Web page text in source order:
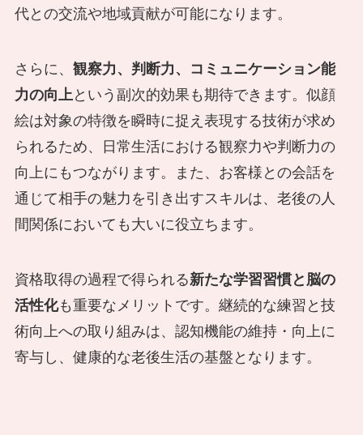
代との交流や地域貢献が可能になります。
さらに、 観察力、判断力、コミュニケーション能
力の向上 という副次的効果も期待できます。似顔
絵は対象の特徴を瞬時に捉え表現する技術が求め
られるため、日常生活における観察力や判断力の
向上にもつながります。また、お客様との会話を
通じて相手の魅力を引き出すスキルは、老後の人
間関係においても大いに役立ちます。
資格取得の過程で得られる新たな学習習慣と脳の
活性化も重要なメリットです。継続的な練習と技
術向上への取り組みは、認知機能の維持・向上に
寄与し、健康的な老後生活の基盤となります。